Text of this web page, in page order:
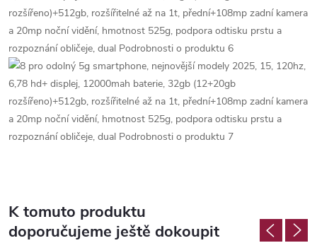
K tomuto produktu
doporučujeme ještě dokoupit